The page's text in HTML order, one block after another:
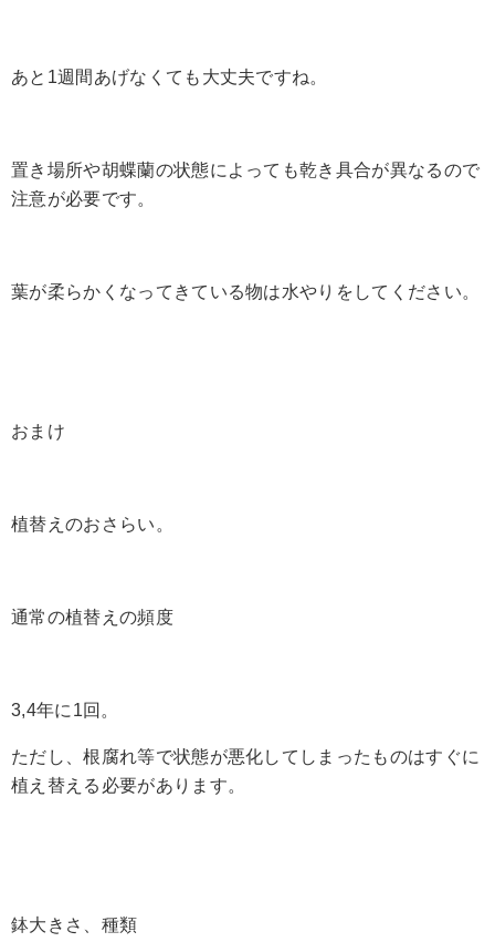
あと1週間あげなくても大丈夫ですね。
置き場所や胡蝶蘭の状態によっても乾き具合が異なるので
注意が必要です。
葉が柔らかくなってきている物は水やりをしてください。
おまけ
植替えのおさらい。
通常の植替えの頻度
3,4年に1回。
ただし、根腐れ等で状態が悪化してしまったものはすぐに
植え替える必要があります。
鉢大きさ、種類